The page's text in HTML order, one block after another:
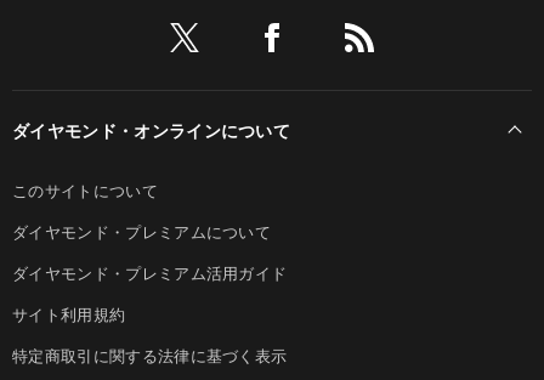
ダイヤモンド・オンラインについて
このサイトについて
ダイヤモンド・プレミアムについて
ダイヤモンド・プレミアム活用ガイド
サイト利用規約
特定商取引に関する法律に基づく表示